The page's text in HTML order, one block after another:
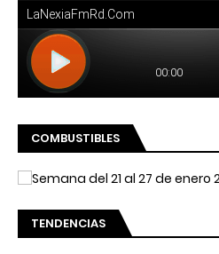
COMBUSTIBLES
TENDENCIAS